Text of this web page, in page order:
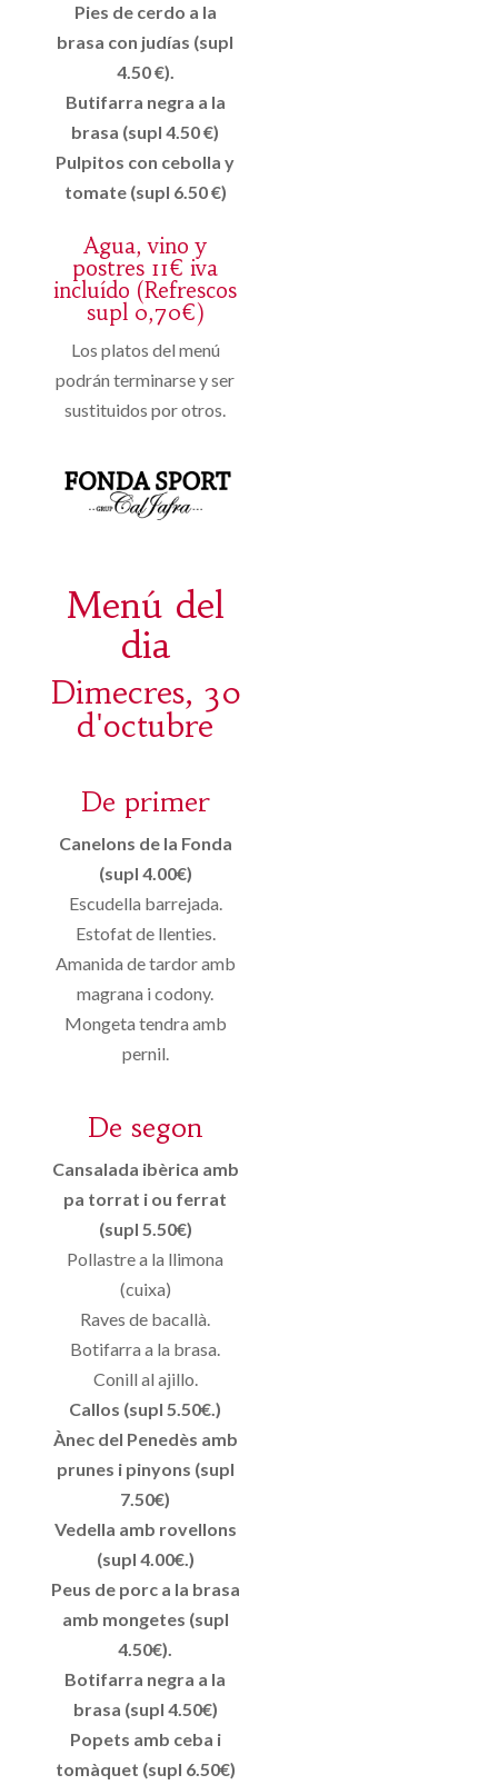
Pies de cerdo a la
brasa con judías (supl
4.50 €).
Butifarra negra a la
brasa (supl 4.50 €)
Pulpitos con cebolla y
tomate (supl 6.50 €)
Agua, vino y
postres 11€ iva
incluído (Refrescos
supl 0,70€)
Los platos del menú
podrán terminarse y ser
sustituidos por otros.
Menú del
dia
Dimecres, 30
d'octubre
De primer
Canelons de la Fonda
(supl 4.00€)
Escudella barrejada.
Estofat de llenties.
Amanida de tardor amb
magrana i codony.
Mongeta tendra amb
pernil.
De segon
Cansalada ibèrica amb
pa torrat i ou ferrat
(supl 5.50€)
Pollastre a la llimona
(cuixa)
Raves de bacallà.
Botifarra a la brasa.
Conill al ajillo.
Callos (supl 5.50€.)
Ànec del Penedès amb
prunes i pinyons (supl
7.50€)
Vedella amb rovellons
(supl 4.00€.)
Peus de porc a la brasa
amb mongetes (supl
4.50€).
Botifarra negra a la
brasa (supl 4.50€)
Popets amb ceba i
tomàquet (supl 6.50€)